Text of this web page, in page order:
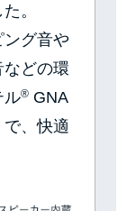
。
グ音や
どの環
ル® GNA
で、快適